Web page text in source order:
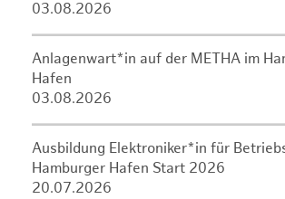
03.08.2026
Anlagenwart*in auf der METHA im
Hafen
03.08.2026
Ausbildung Elektroniker*in für
Hamburger Hafen Start 2026
20.07.2026